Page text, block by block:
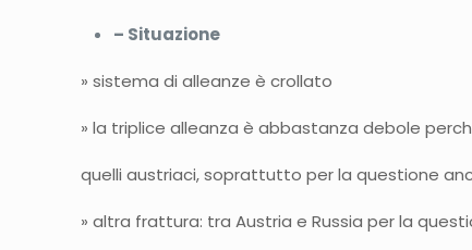
– Situazione
» sistema di alleanze è crollato
» la triplice alleanza è abbastanza debole
quelli austriaci, soprattutto per la questione
» altra frattura: tra Austria e Russia per la